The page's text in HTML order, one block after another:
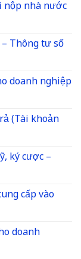
nộp nhà nước
Thông tư số
doanh nghiệp
(Tài khoản
ký cược –
cấp vào
doanh